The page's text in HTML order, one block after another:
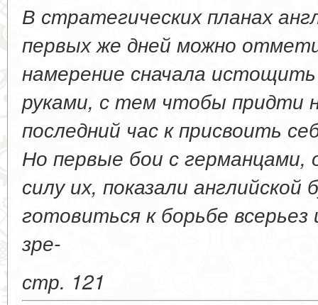
В стратегических планах
первых же дней можно
намерение сначала
руками, с тем чтобы придти
последний час к присвоить
Но первые бои с германцами,
силу их, показали английской
готовиться к борьбе
зре-
стр. 121